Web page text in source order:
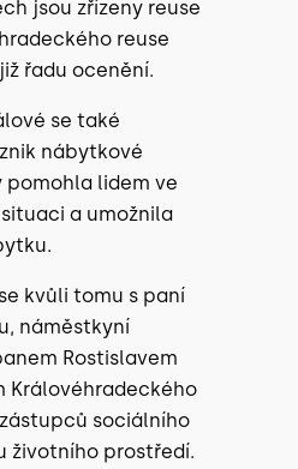
jsou zřízeny reuse
reuse
řadu ocenění.
se také
nábytkové
pomohla lidem ve
a umožnila
kvůli tomu s paní
náměstkyní
Rostislavem
Královéhradeckého
sociálního
životního prostředí.